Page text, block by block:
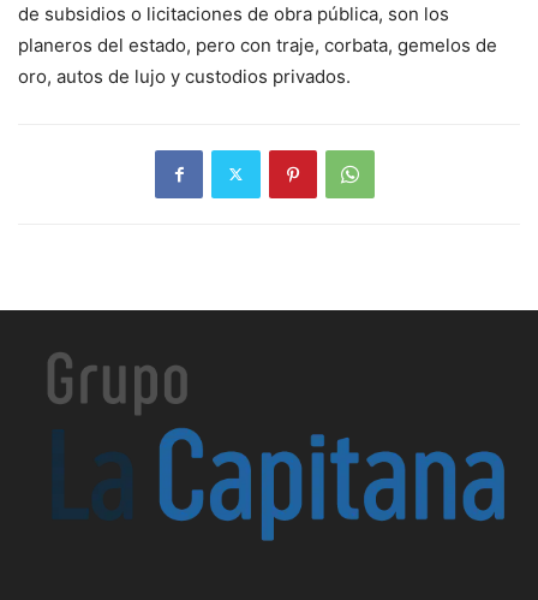
de subsidios o licitaciones de obra pública, son los
planeros del estado, pero con traje, corbata, gemelos de
oro, autos de lujo y custodios privados.